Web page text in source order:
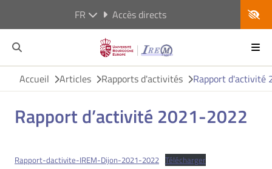
FR Accès directs
Accueil Articles Rapports d'activités Rapport d'activité
Rapport d’activité 2021-2022
Rapport-dactivite-IREM-Dijon-2021-2022 Télécharger